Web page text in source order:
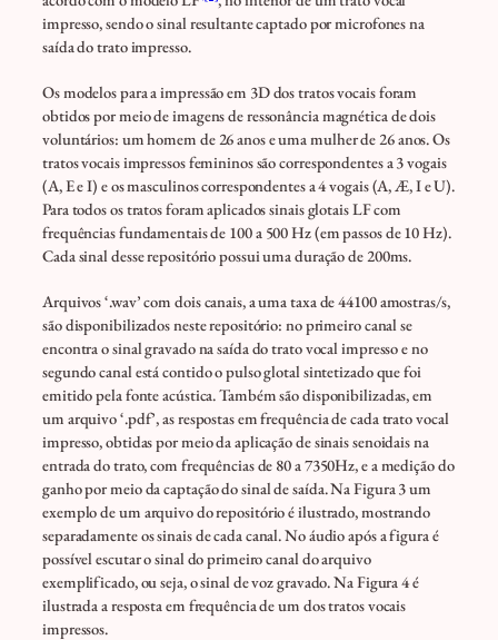
impresso, sendo o sinal resultante captado por microfones na
saída do trato impresso.
Os modelos para a impressão em 3D dos tratos vocais foram
obtidos por meio de imagens de ressonância magnética de dois
voluntários: um homem de 26 anos e uma mulher de 26 anos. Os
tratos vocais impressos femininos são correspondentes a 3 vogais
(A, E e I) e os masculinos correspondentes a 4 vogais (A, Æ, I e U).
Para todos os tratos foram aplicados sinais glotais LF com
frequências fundamentais de 100 a 500 Hz (em passos de 10 Hz).
Cada sinal desse repositório possui uma duração de 200ms.
Arquivos ‘.wav’ com dois canais, a uma taxa de 44100 amostras/s,
são disponibilizados neste repositório: no primeiro canal se
encontra o sinal gravado na saída do trato vocal impresso e no
segundo canal está contido o pulso glotal sintetizado que foi
emitido pela fonte acústica. Também são disponibilizadas, em
um arquivo ‘.pdf’, as respostas em frequência de cada trato vocal
impresso, obtidas por meio da aplicação de sinais senoidais na
entrada do trato, com frequências de 80 a 7350Hz, e a medição do
ganho por meio da captação do sinal de saída. Na Figura 3 um
exemplo de um arquivo do repositório é ilustrado, mostrando
separadamente os sinais de cada canal. No áudio após a figura é
possível escutar o sinal do primeiro canal do arquivo
exemplificado, ou seja, o sinal de voz gravado. Na Figura 4 é
ilustrada a resposta em frequência de um dos tratos vocais
impressos.